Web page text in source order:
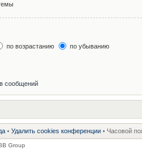
по возрастанию по убыванию
сообщений
• Удалить cookies конференции • Часовой
Group